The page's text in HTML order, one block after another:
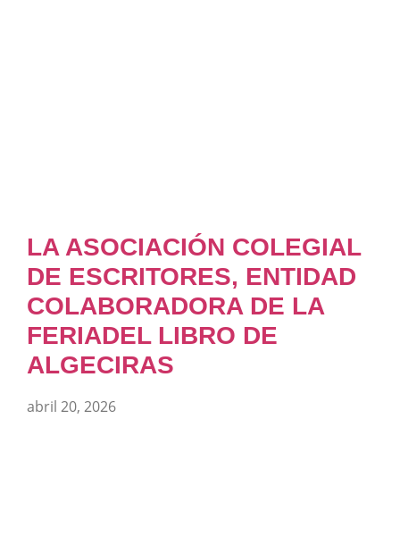
LA ASOCIACIÓN COLEGIAL
DE ESCRITORES, ENTIDAD
COLABORADORA DE LA
FERIADEL LIBRO DE
ALGECIRAS
abril 20, 2026